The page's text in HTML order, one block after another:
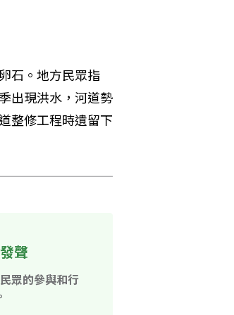
石。地方民眾指
出現洪水，河道勢
整修工程時遺留下
聲
眾的參與和行